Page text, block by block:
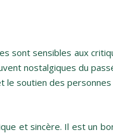
sont sensibles aux
nostalgiques du
soutien des personnes
et sincère. Il est un